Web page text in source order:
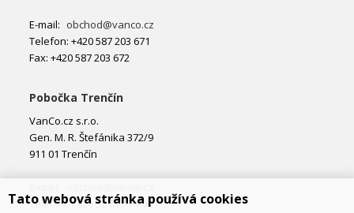
E-mail: obchod@vanco.cz
Telefon: +420 587 203 671
Fax: +420 587 203 672
Pobočka Trenčín
VanCo.cz s.r.o.
Gen. M. R. Štefánika 372/9
911 01 Trenčín
Telefon: +421 32 877 74 02
Tato webová stránka používá cookies